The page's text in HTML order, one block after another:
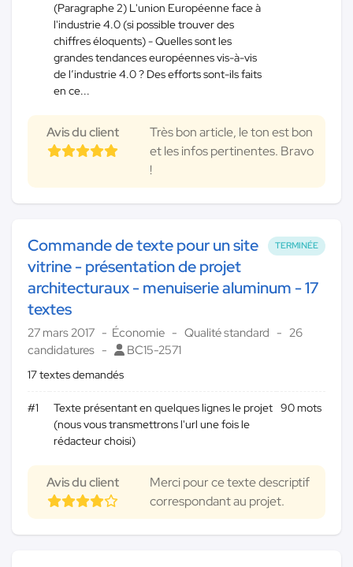
(Paragraphe 2) L'union Européenne face à
l'industrie 4.0 (si possible trouver des
chiffres éloquents) - Quelles sont les
grandes tendances européennes vis-à-vis
de l’industrie 4.0 ? Des efforts sont-ils faits
en ce...
Avis du client
Très bon article, le ton est bon
et les infos pertinentes. Bravo
!
TERMINÉE
Commande de texte pour un site
vitrine - présentation de projet
architecturaux - menuiserie aluminum - 17
textes
27 mars 2017 Économie Qualité standard
26
candidatures
BC15-2571
17 textes demandés
#1
Texte présentant en quelques lignes le projet
(nous vous transmettrons l'url une fois le
rédacteur choisi)
90 mots
Avis du client
Merci pour ce texte descriptif
correspondant au projet.